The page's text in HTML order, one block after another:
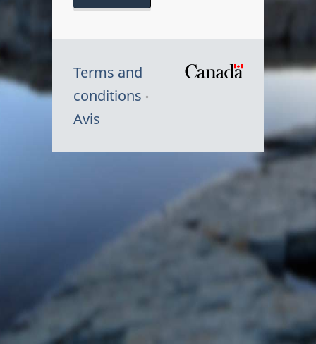
Terms and
conditions
Avis
du